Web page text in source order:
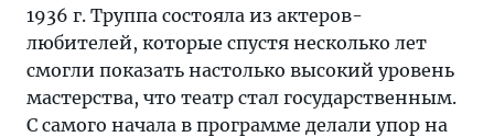
1936 г. Труппа состояла из актеров-
любителей, которые спустя несколько лет
смогли показать настолько высокий уровень
мастерства, что театр стал государственным.
С самого начала в программе делали упор на